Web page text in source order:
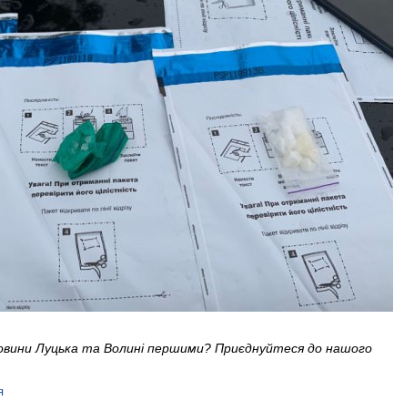
Луцька та Волині першими? Приєднуйтеся до нашого